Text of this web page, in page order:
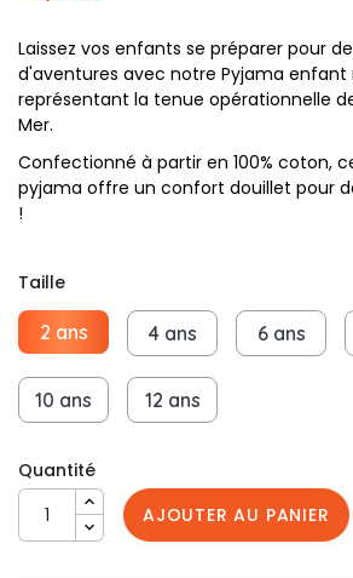
Laissez vos enfants se préparer pour
d'aventures avec notre Pyjama enfant
représentant la tenue opérationnelle
Mer.
Confectionné à partir en 100% coton,
pyjama offre un confort douillet pour
!
Taille
2 ans 4 ans 6 ans
10 ans 12 ans
Quantité
AJOUTER AU PANIER